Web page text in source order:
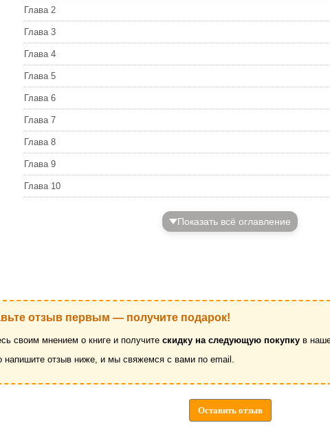
Глава 2
Глава 3
Глава 4
Глава 5
Глава 6
Глава 7
Глава 8
Глава 9
Глава 10
Показать всё оглавление
отзыв первым — получите подарок!
своим мнением о книге и получите скидку на следующую покупку в
напишите отзыв ниже, и мы свяжемся с вами по email.
Оставить отзыв